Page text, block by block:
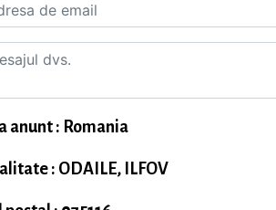
anunt : Romania
: ODAILE, ILFOV